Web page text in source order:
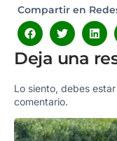
Compartir en
Deja una
Lo siento, debes estar
comentario.